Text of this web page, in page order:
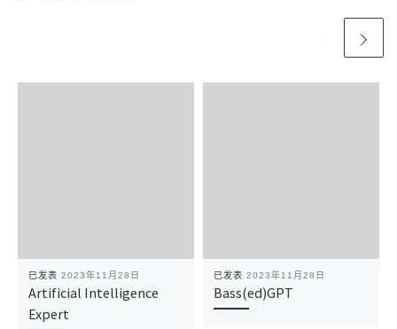
已发表 2023年11月28日
Artificial Intelligence
Expert
已发表 2023年11月28日
Bass(ed)GPT